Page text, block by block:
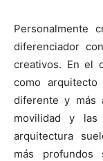
Personalmente
diferenciador
creativos. En el
como
diferente y más
movilidad y las
arquitectura
más